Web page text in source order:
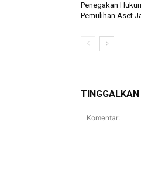
Penegakan
Pemulihan Aset